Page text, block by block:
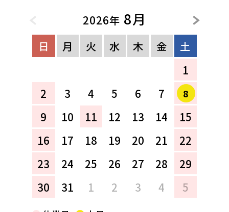
2026年 8月
日 月 火 水 木 金
土
1
2
3 4 5 6 7 8
9 10 11 12 13 14
15
16
17 18 19 20 21
22
23
24 25 26 27 28
29
30
31 1 2 3 4 5